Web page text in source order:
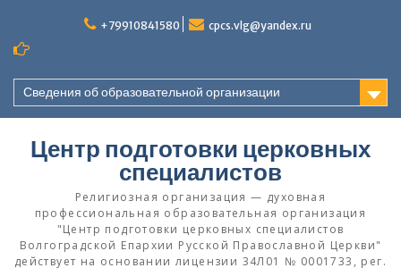
содержимому
+79910841580 cpcs.vlg@yandex.ru
Сведения об образовательной организации
Центр подготовки церковных
специалистов
Религиозная организация — духовная
профессиональная образовательная организация
"Центр подготовки церковных специалистов
Волгоградской Eпархии Русской Православной Церкви"
действует на основании лицензии 34Л01 № 0001733, рег.